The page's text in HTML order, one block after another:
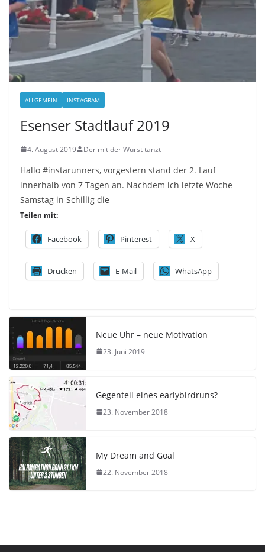
ALLGEMEIN INSTAGRAM
Esenser Stadtlauf 2019
4. August 2019 Der mit der Wurst tanzt
Hallo #instarunners, vorgestern stand der 2. Lauf
innerhalb von 7 Tagen an. Nachdem ich letzte Woche
Samstag in Schillig die
Teilen mit:
Facebook Pinterest X
Drucken E-Mail WhatsApp
Neue Uhr – neue Motivation
23. Juni 2019
Gegenteil eines earlybirdruns?
23. November 2018
My Dream and Goal
22. November 2018